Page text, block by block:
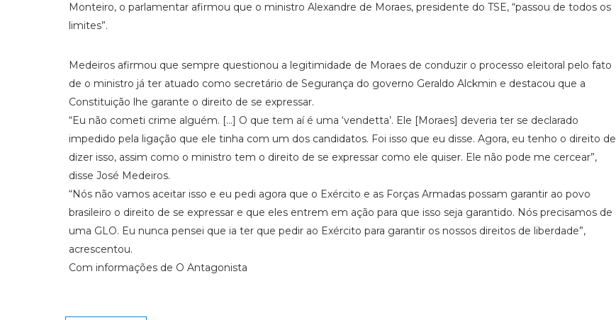
Monteiro, o parlamentar afirmou que o ministro Alexandre de Moraes, presidente do TSE, “passou de todos os
limites”.
Medeiros afirmou que sempre questionou a legitimidade de Moraes de conduzir o processo eleitoral pelo fato
de o ministro já ter atuado como secretário de Segurança do governo Geraldo Alckmin e destacou que a
Constituição lhe garante o direito de se expressar.
“Eu não cometi crime alguém. […] O que tem aí é uma ‘vendetta’. Ele [Moraes] deveria ter se declarado
impedido pela ligação que ele tinha com um dos candidatos. Foi isso que eu disse. Agora, eu tenho o direito de
dizer isso, assim como o ministro tem o direito de se expressar como ele quiser. Ele não pode me cercear”,
disse José Medeiros.
“Nós não vamos aceitar isso e eu pedi agora que o Exército e as Forças Armadas possam garantir ao povo
brasileiro o direito de se expressar e que eles entrem em ação para que isso seja garantido. Nós precisamos de
uma GLO. Eu nunca pensei que ia ter que pedir ao Exército para garantir os nossos direitos de liberdade”,
acrescentou.
Com informações de O Antagonista